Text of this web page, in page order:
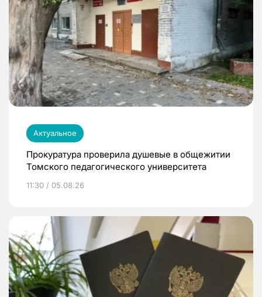
Актуальное
Прокуратура проверила душевые в общежитии
Томского педагогического университета
11:30 / 05.08.26